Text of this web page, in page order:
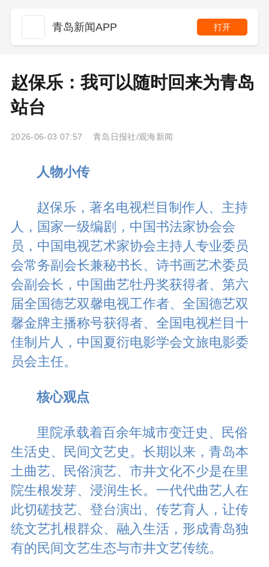
青岛新闻APP 打开
赵保乐：我可以随时回来为青岛
站台
2026-06-03 07:57 青岛日报社/观海新闻
人物小传
赵保乐，著名电视栏目制作人、主持
人，国家一级编剧，中国书法家协会会
员，中国电视艺术家协会主持人专业委员
会常务副会长兼秘书长、诗书画艺术委员
会副会长，中国曲艺牡丹奖获得者、第六
届全国德艺双馨电视工作者、全国德艺双
馨金牌主播称号获得者、全国电视栏目十
佳制片人，中国夏衍电影学会文旅电影委
员会主任。
核心观点
里院承载着百余年城市变迁史、民俗
生活史、民间文艺史。长期以来，青岛本
土曲艺、民俗演艺、市井文化不少是在里
院生根发芽、浸润生长。一代代曲艺人在
此切磋技艺、登台演出、传艺育人，让传
统文艺扎根群众、融入生活，形成青岛独
有的民间文艺生态与市井文艺传统。